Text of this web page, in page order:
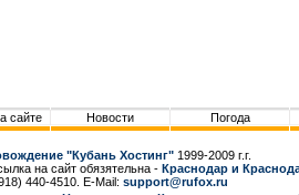
сайте Новости Погода
"Кубань Хостинг" 1999-2009 г.г.
на сайт обязятельна - Краснодар и
440-4510. E-Mail: support@rufox.ru